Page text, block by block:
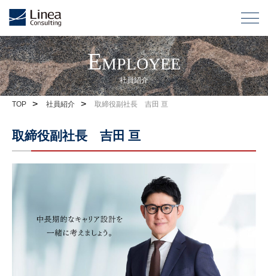
Employee
社員紹介
TOP > 社員紹介 > 取締役副社長 吉田 亘
取締役副社長 吉田 亘